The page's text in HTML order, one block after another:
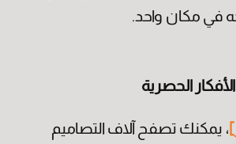
في مكان واحد.
الحصرية
]، يمكنك تصفح آلاف التصاميم